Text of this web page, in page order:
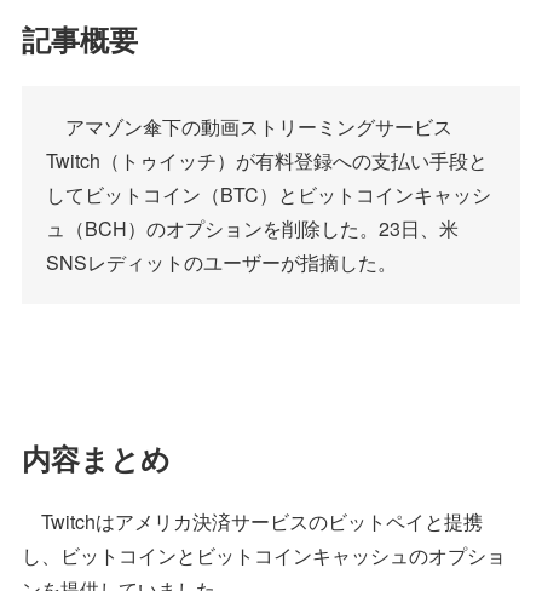
記事概要
アマゾン傘下の動画ストリーミングサービス
Twitch（トゥイッチ）が有料登録への支払い手段と
してビットコイン（BTC）とビットコインキャッシ
ュ（BCH）のオプションを削除した。23日、米
SNSレディットのユーザーが指摘した。
内容まとめ
Twitchはアメリカ決済サービスのビットペイと提携
し、ビットコインとビットコインキャッシュのオプショ